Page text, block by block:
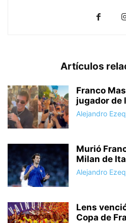
Artículos
Franco
jugador de
Alejandro
Murió
Milan de
Alejandro
Lens
Copa de